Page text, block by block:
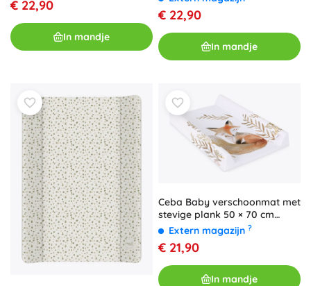
€ 22,90
In mandje
€ 22,90
In mandje
Ceba Baby verschoonmat met
stevige plank 50 × 70 cm
Basic Red Fox
Extern magazijn ?
€ 21,90
In mandje